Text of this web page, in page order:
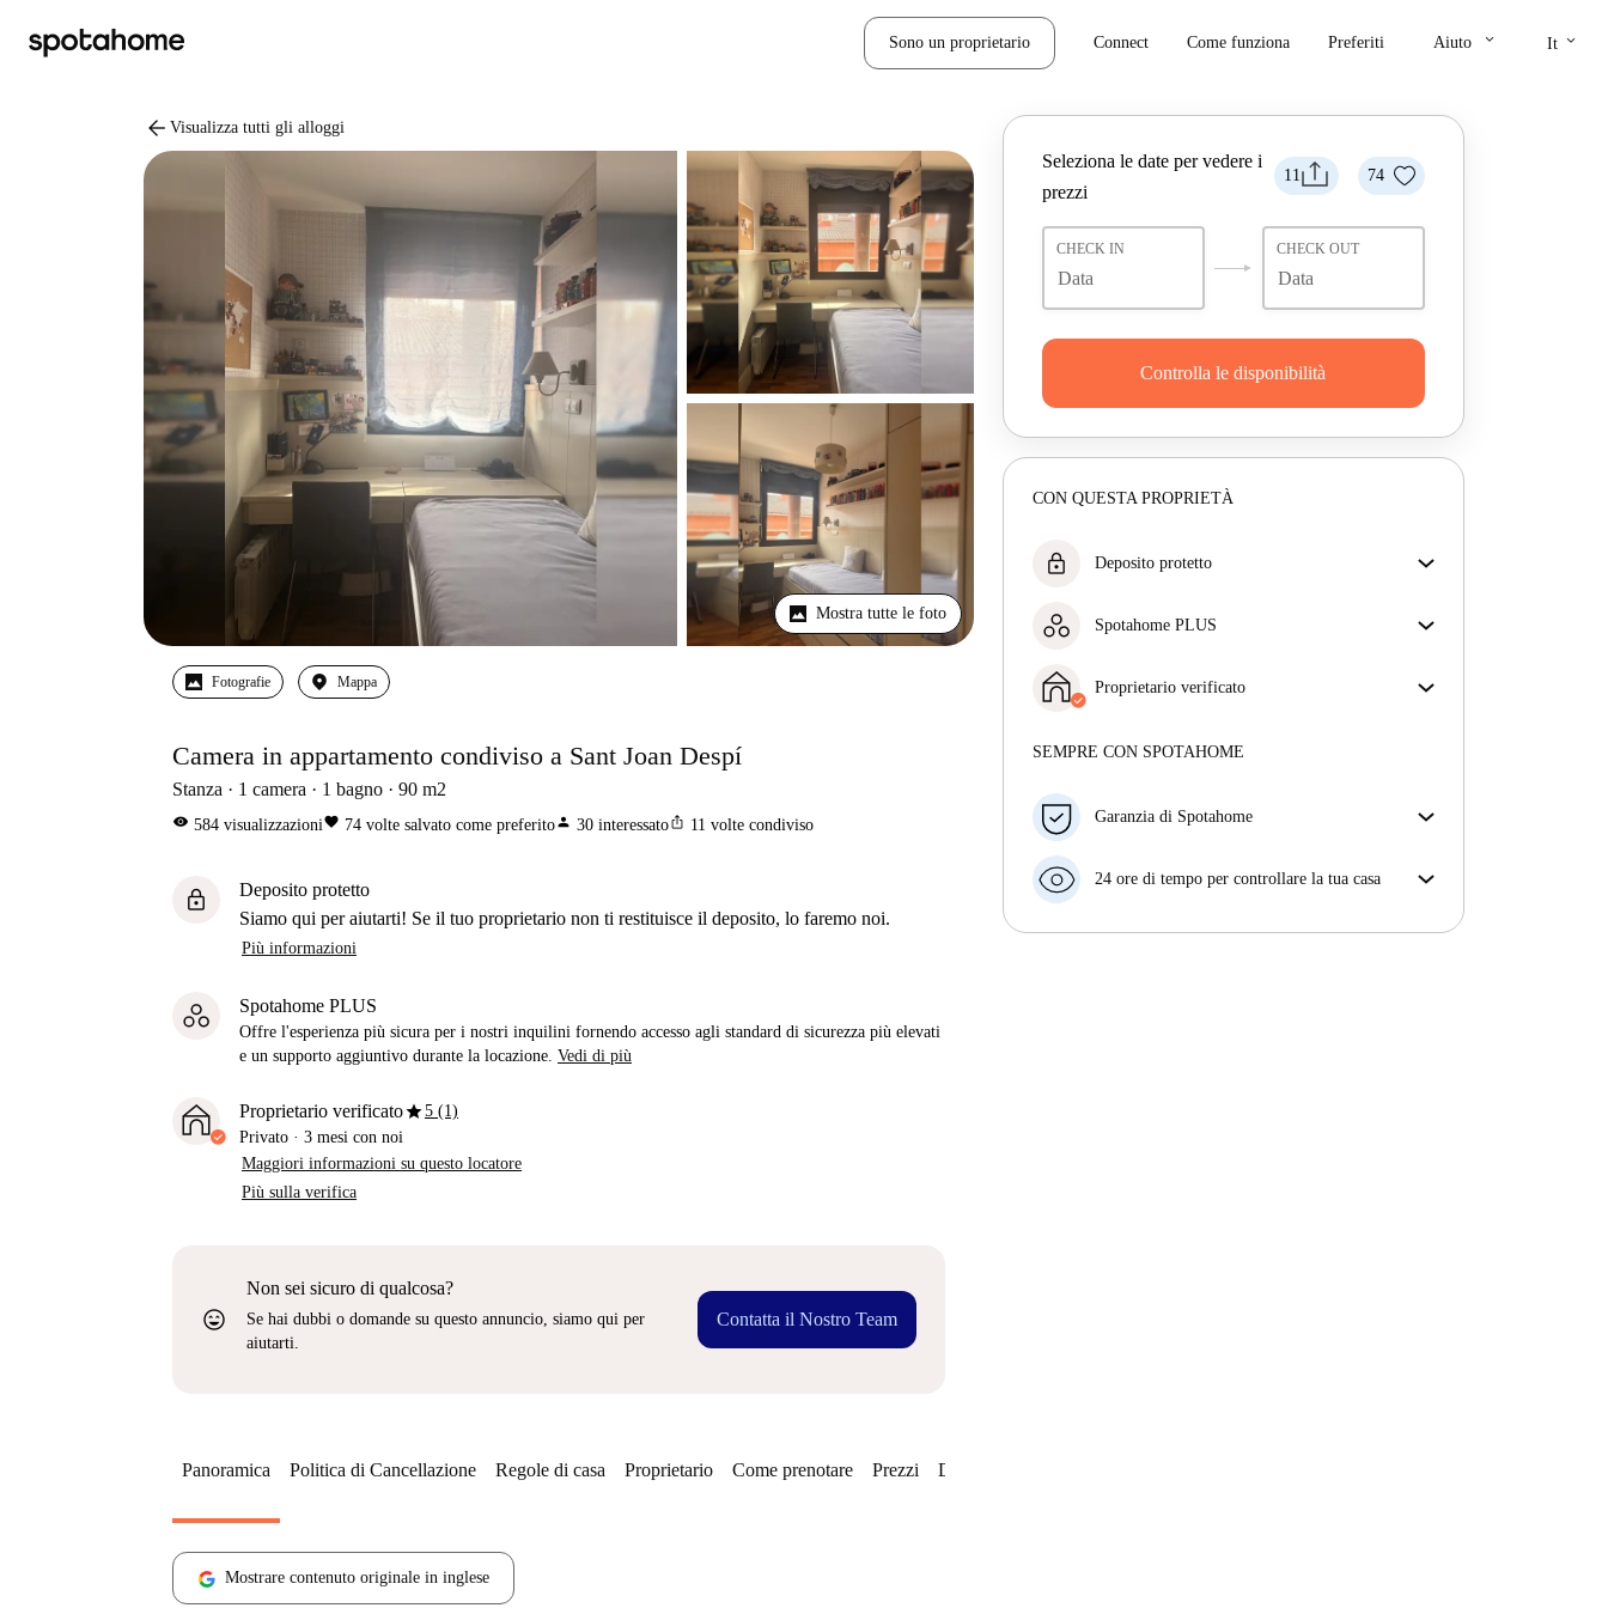
Sono un proprietario Connect Come funziona Preferiti Aiuto keyboard_arrow_down It keyboard_arrow_down
arrow_back Visualizza tutti gli alloggi
Mostra tutte le foto
Fotografie Mappa
Camera in appartamento condiviso a Sant Joan Despí
Stanza 1 camera 1 bagno 90 m2
visibility 584 visualizzazionifavorite 74 volte salvato come preferitoperson 30 interessatoios_share 11 volte condiviso
lock
Deposito protetto
Siamo qui per aiutarti! Se il tuo proprietario non ti restituisce il deposito, lo faremo noi.
Più informazioni
Spotahome PLUS
Offre l'esperienza più sicura per i nostri inquilini fornendo accesso agli standard di sicurezza più elevati
e un supporto aggiuntivo durante la locazione. Vedi di più
Proprietario verificatostar5 (1)
Privato · 3 mesi con noi
Maggiori informazioni su questo locatore
Più sulla verifica
sentiment_very_satisfied
Non sei sicuro di qualcosa?
Se hai dubbi o domande su questo annuncio, siamo qui per
aiutarti.
Contatta il Nostro Team
11 74
Seleziona le date per vedere i
prezzi
CHECK IN CHECK OUT
Controlla le disponibilità
CON QUESTA PROPRIETÀ
lock Deposito protetto
restituisce il deposito, lo faremo noi.
Spotahome PLUS
fornendo accesso agli standard di sicurezza più
elevati e un supporto aggiuntivo durante la
Proprietario verificato
Maggiori informazioni su questo locatore
SEMPRE CON SPOTAHOME
Garanzia di Spotahome
con breve preavviso, noi A) ti pagheremo un hotel e
B) ti rimborseremo totalmente
24 ore di tempo per controllare la tua casa
Panoramica Politica di Cancellazione Regole di casa Proprietario Come prenotare Prezzi Disponibilità
Mostrare contenuto originale in inglese